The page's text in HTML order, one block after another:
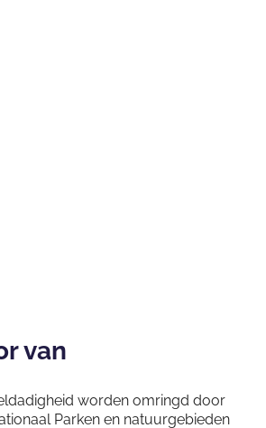
van
worden omringd door
Parken en natuurgebieden